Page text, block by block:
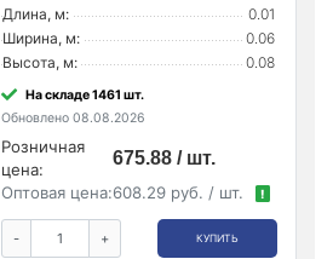
Длина, м:
0.01
Ширина, м:
0.06
Высота, м:
0.08
На складе 1461 шт.
Обновлено 08.08.2026
Розничная
цена:
675.88 / шт.
Оптовая цена:608.29 руб. / шт. !
- + КУПИТЬ